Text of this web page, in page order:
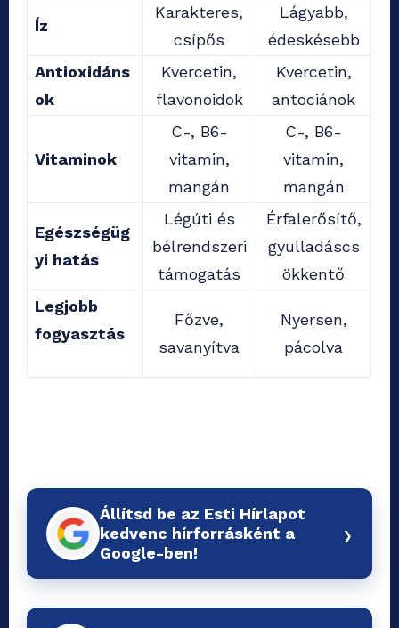
Íz
Karakteres,
csípős
Lágyabb,
édeskésebb
Antioxidáns
ok
Kvercetin,
flavonoidok
Kvercetin,
antociánok
Vitaminok
C-, B6-
vitamin,
mangán
C-, B6-
vitamin,
mangán
Egészségüg
yi hatás
Légúti és
bélrendszeri
támogatás
Érfalerősítő,
gyulladáscs
ökkentő
Legjobb
fogyasztás
Főzve,
savanyítva
Nyersen,
pácolva
Állítsd be az Esti Hírlapot
kedvenc hírforrásként a
Google-ben!
›